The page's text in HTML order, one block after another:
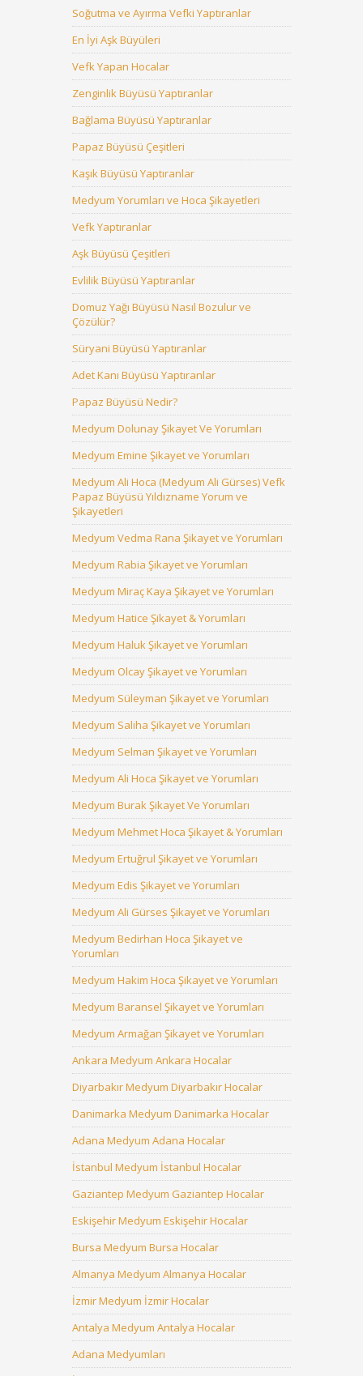
Soğutma ve Ayırma Vefki Yaptıranlar
En İyi Aşk Büyüleri
Vefk Yapan Hocalar
Zenginlik Büyüsü Yaptıranlar
Bağlama Büyüsü Yaptıranlar
Papaz Büyüsü Çeşitleri
Kaşık Büyüsü Yaptıranlar
Medyum Yorumları ve Hoca Şikayetleri
Vefk Yaptıranlar
Aşk Büyüsü Çeşitleri
Evlilik Büyüsü Yaptıranlar
Domuz Yağı Büyüsü Nasıl Bozulur ve
Çözülür?
Süryani Büyüsü Yaptıranlar
Adet Kanı Büyüsü Yaptıranlar
Papaz Büyüsü Nedir?
Medyum Dolunay Şikayet Ve Yorumları
Medyum Emine Şikayet ve Yorumları
Medyum Ali Hoca (Medyum Ali Gürses) Vefk
Papaz Büyüsü Yıldızname Yorum ve
Şikayetleri
Medyum Vedma Rana Şikayet ve Yorumları
Medyum Rabia Şikayet ve Yorumları
Medyum Miraç Kaya Şikayet ve Yorumları
Medyum Hatice Şikayet & Yorumları
Medyum Haluk Şikayet ve Yorumları
Medyum Olcay Şikayet ve Yorumları
Medyum Süleyman Şikayet ve Yorumları
Medyum Saliha Şikayet ve Yorumları
Medyum Selman Şikayet ve Yorumları
Medyum Ali Hoca Şikayet ve Yorumları
Medyum Burak Şikayet Ve Yorumları
Medyum Mehmet Hoca Şikayet & Yorumları
Medyum Ertuğrul Şikayet ve Yorumları
Medyum Edis Şikayet ve Yorumları
Medyum Ali Gürses Şikayet ve Yorumları
Medyum Bedirhan Hoca Şikayet ve
Yorumları
Medyum Hakim Hoca Şikayet ve Yorumları
Medyum Baransel Şikayet ve Yorumları
Medyum Armağan Şikayet ve Yorumları
Ankara Medyum Ankara Hocalar
Diyarbakır Medyum Diyarbakır Hocalar
Danimarka Medyum Danimarka Hocalar
Adana Medyum Adana Hocalar
İstanbul Medyum İstanbul Hocalar
Gaziantep Medyum Gaziantep Hocalar
Eskişehir Medyum Eskişehir Hocalar
Bursa Medyum Bursa Hocalar
Almanya Medyum Almanya Hocalar
İzmir Medyum İzmir Hocalar
Antalya Medyum Antalya Hocalar
Adana Medyumları